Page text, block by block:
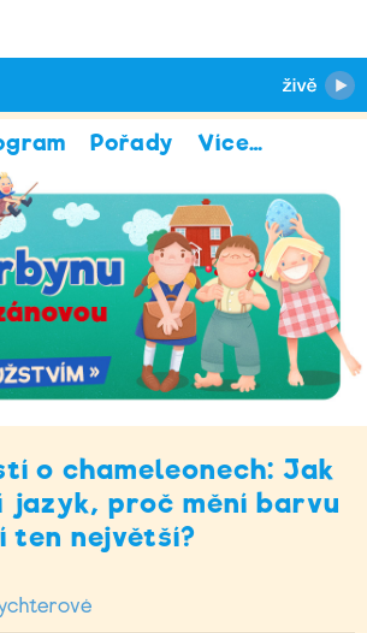
Pořady Více…
o chameleonech: Jak
jazyk, proč mění barvu
ten největší?